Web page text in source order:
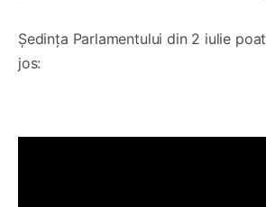
Ședința Parlamentului din 2 iulie
jos: